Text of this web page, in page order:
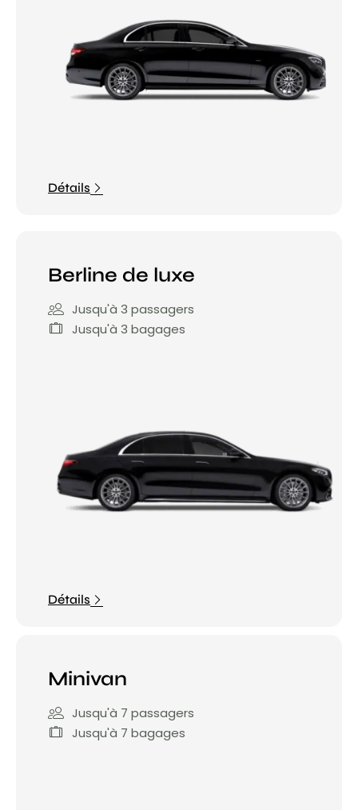
Détails
Berline de luxe
Jusqu'à 3 passagers
Jusqu'à 3 bagages
Détails
Minivan
Jusqu'à 7 passagers
Jusqu'à 7 bagages